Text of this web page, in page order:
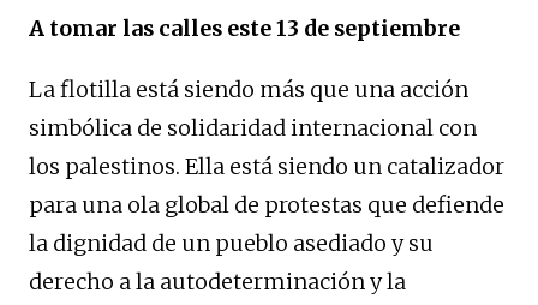
A tomar las calles este 13 de septiembre
La flotilla está siendo más que una acción
simbólica de solidaridad internacional con
los palestinos. Ella está siendo un catalizador
para una ola global de protestas que defiende
la dignidad de un pueblo asediado y su
derecho a la autodeterminación y la